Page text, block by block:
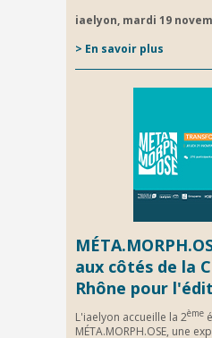
iaelyon, mardi 19
> En savoir plus
aux côtés de la
Rhône pour
L'iaelyon accueille la 2ème
MÉTA.MORPH.OSE, une